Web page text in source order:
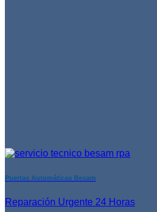
Puertas Automáticas Besam
Reparación Urgente 24 Horas